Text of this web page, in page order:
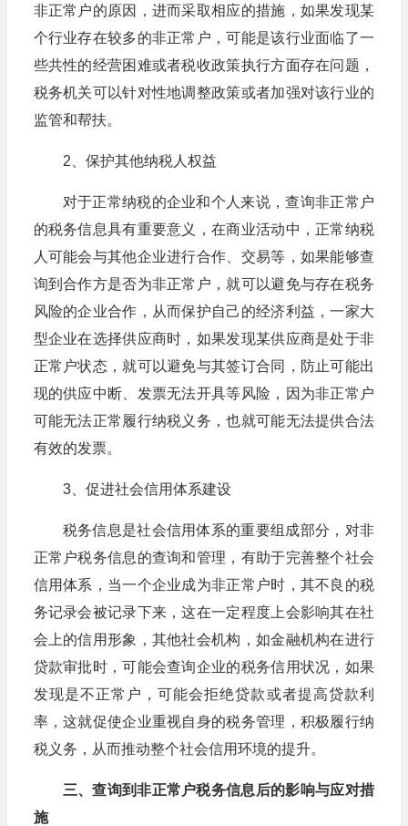
非正常户的原因，进而采取相应的措施，如果发现某
个行业存在较多的非正常户，可能是该行业面临了一
些共性的经营困难或者税收政策执行方面存在问题，
税务机关可以针对性地调整政策或者加强对该行业的
监管和帮扶。
2、保护其他纳税人权益
对于正常纳税的企业和个人来说，查询非正常户
的税务信息具有重要意义，在商业活动中，正常纳税
人可能会与其他企业进行合作、交易等，如果能够查
询到合作方是否为非正常户，就可以避免与存在税务
风险的企业合作，从而保护自己的经济利益，一家大
型企业在选择供应商时，如果发现某供应商是处于非
正常户状态，就可以避免与其签订合同，防止可能出
现的供应中断、发票无法开具等风险，因为非正常户
可能无法正常履行纳税义务，也就可能无法提供合法
有效的发票。
3、促进社会信用体系建设
税务信息是社会信用体系的重要组成部分，对非
正常户税务信息的查询和管理，有助于完善整个社会
信用体系，当一个企业成为非正常户时，其不良的税
务记录会被记录下来，这在一定程度上会影响其在社
会上的信用形象，其他社会机构，如金融机构在进行
贷款审批时，可能会查询企业的税务信用状况，如果
发现是不正常户，可能会拒绝贷款或者提高贷款利
率，这就促使企业重视自身的税务管理，积极履行纳
税义务，从而推动整个社会信用环境的提升。
三、查询到非正常户税务信息后的影响与应对措
施